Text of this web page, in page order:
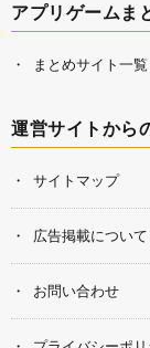
アプリゲームま
まとめサイト一覧
運営サイトから
サイトマップ
広告掲載について
お問い合わせ